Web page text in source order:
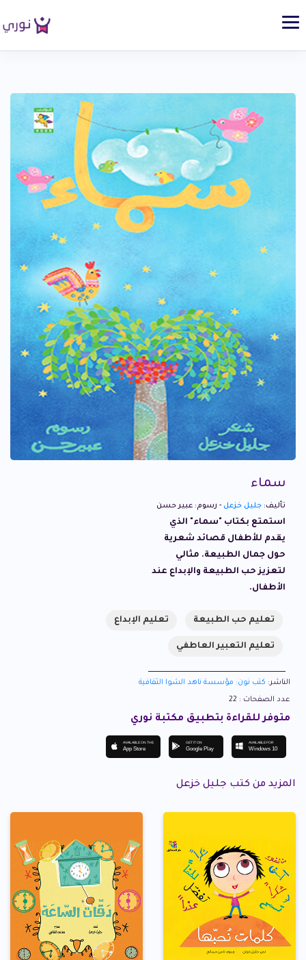
سماء
تأليف: جليل خزعل - رسوم: عبير حسن
استمتع بكتاب "سماء" الذي
يقدم للأطفال قصائد شعرية
حول جمال الطبيعة. مثالي
لتعزيز حب الطبيعة والإبداع عند
الأطفال.
تعليم حب الطبيعة تعليم الإبداع
تعليم التعبير العاطفي
الناشر: كتب نون: مؤسسة ناهد الشوا الثقافية
عدد الصفحات : 22
متوفر للقراءة بتطبيق مكتبة نوري
AVAILABLE ON THE
App Store
GET IT ON
Google Play
AVAILABLE FOR
Windows 10
المزيد من كتب جليل خزعل